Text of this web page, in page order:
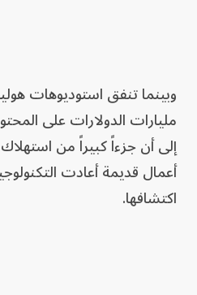
وبينما تنفق استوديوهات
مليارات الدولارات على
إلى أن جزءاً كبيراً من
أعمال قديمة أعادت
اكتشافها.